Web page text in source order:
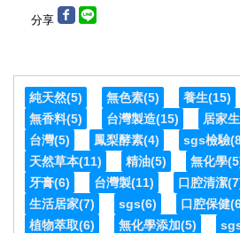
分享
純天然(5) 無色素(5) 養生(15)
無香料(5) 台灣製造(15) 居家
台灣(5) 鳳梨酵素(4) sgs檢驗
天然草本(11) 精油(5) 無化學
牙膏(6) 台灣製(11) 口腔清潔
生活居家(7) sgs(6) 口腔保健
植物萃取(6) 無化學添加(5)